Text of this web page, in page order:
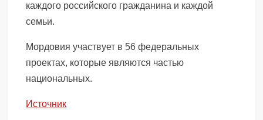
каждого российского гражданина и каждой
семьи.
Мордовия участвует в 56 федеральных
проектах, которые являются частью
национальных.
Источник